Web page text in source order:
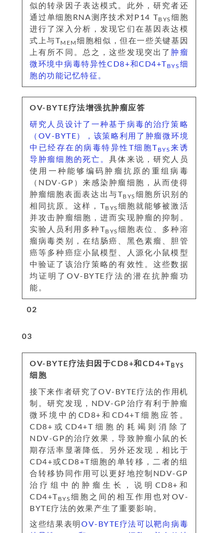
似的转录因子表达模式。此外，研究者还
通过单细胞RNA测序技术对P14 TBYS 细胞
进行了深入分析，发现它们在基因表达模
式上与TMEM 细胞相似，但在一些关键基因
上有所不同。总之，这些发现突出了 肿瘤
微环境中病毒特异性CD8+和CD4+TBYS 细
胞的功能记忆特征。
OV-BYTE疗法增强抗肿瘤应答
研究人员设计了一种基于病毒的治疗策略
（OV-BYTE），该策略利用了肿瘤微环境
中已经存在的病毒特异性T细胞TBYS 来诱
导肿瘤细胞的死亡。具体来说，研究人员
使用一种能够编码肿瘤抗原的重组病毒
（NDV-GP）来感染肿瘤细胞，从而使得
肿瘤细胞表面表达出与TBYS 细胞所识别的
相同抗原。这样，TBYS 细胞就能够被激活
并攻击肿瘤细胞，进而实现肿瘤的抑制。
实验人员利用多种TBYS 细胞表位、多种溶
瘤病毒类别，在结肠癌、黑色素瘤、胆管
癌等多种癌症小鼠模型、人源化小鼠模型
中验证了该治疗策略的有效性。这些数据
均证明了OV-BYTE疗法的潜在抗肿瘤功
能。
02
03
OV-BYTE疗法归因于CD8+和CD4+T BYS
细胞
接下来作者研究了OV-BYTE疗法的作用机
制。研究发现，NDV-GP治疗有利于肿瘤
微环境中的CD8+和CD4+T细胞应答。
CD8+或CD4+T细胞的耗竭则消除了
NDV-GP的治疗效果，导致肿瘤小鼠的长
期存活率显著降低。另外还发现，相比于
CD4+或CD8+T细胞的单转移，二者的组
合转移协同作用可以更好地控制NDV-GP
治疗组中的肿瘤生长，说明CD8+和
CD4+TBYS 细胞之间的相互作用也对OV-
BYTE疗法的效果产生了重要影响。
这些结果表明OV-BYTE疗法可以靶向病毒